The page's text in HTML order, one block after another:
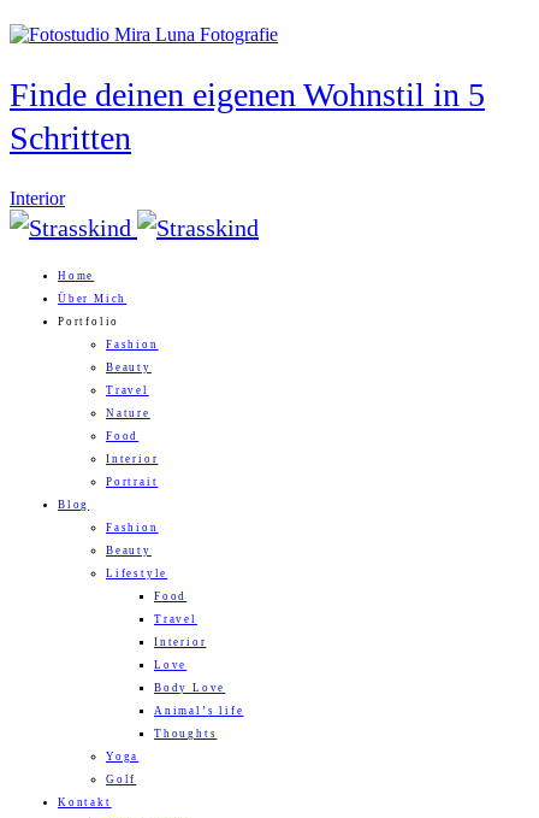
Finde deinen eigenen Wohnstil in 5
Schritten
Interior
Home
Über Mich
Portfolio
Fashion
Beauty
Travel
Nature
Food
Interior
Portrait
Blog
Fashion
Beauty
Lifestyle
Food
Travel
Interior
Love
Body Love
Animal’s life
Thoughts
Yoga
Golf
Kontakt